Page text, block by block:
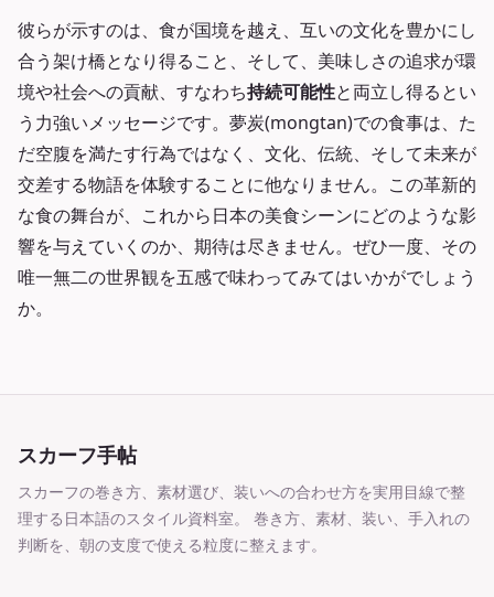
彼らが示すのは、食が国境を越え、互いの文化を豊かにし
合う架け橋となり得ること、そして、美味しさの追求が環
境や社会への貢献、すなわち持続可能性と両立し得るとい
う力強いメッセージです。夢炭(mongtan)での食事は、た
だ空腹を満たす行為ではなく、文化、伝統、そして未来が
交差する物語を体験することに他なりません。この革新的
な食の舞台が、これから日本の美食シーンにどのような影
響を与えていくのか、期待は尽きません。ぜひ一度、その
唯一無二の世界観を五感で味わってみてはいかがでしょう
か。
スカーフ手帖
スカーフの巻き方、素材選び、装いへの合わせ方を実用目線で整
理する日本語のスタイル資料室。
巻き方、素材、装い、手入れの
判断を、朝の支度で使える粒度に整えます。